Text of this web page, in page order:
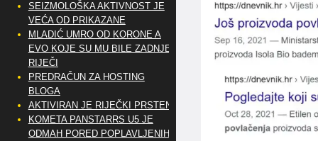
SEIZMOLOŠKA AKTIVNOST JE
VEĆA OD PRIKAZANE
MLADIĆ UMRO OD KORONE A
EVO KOJE SU MU BILE ZADNJE
RIJEČI
PREDRAČUN ZA HOSTING
BLOGA
AKTIVIRAN JE RIJEČKI PRSTEN
KOMETA PANSTARRS U5 JE
ODMAH PORED POPLAVLJENIH